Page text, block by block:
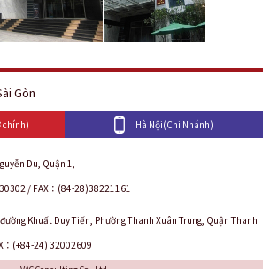
Gòn
chính)
Hà Nội(Chi Nhánh)
Du, Quận 1,
/ FAX：(84-28)38221161
Khuất Duy Tiến, Phường Thanh Xuân Trung, Quận Thanh
：(+84-24) 32002609